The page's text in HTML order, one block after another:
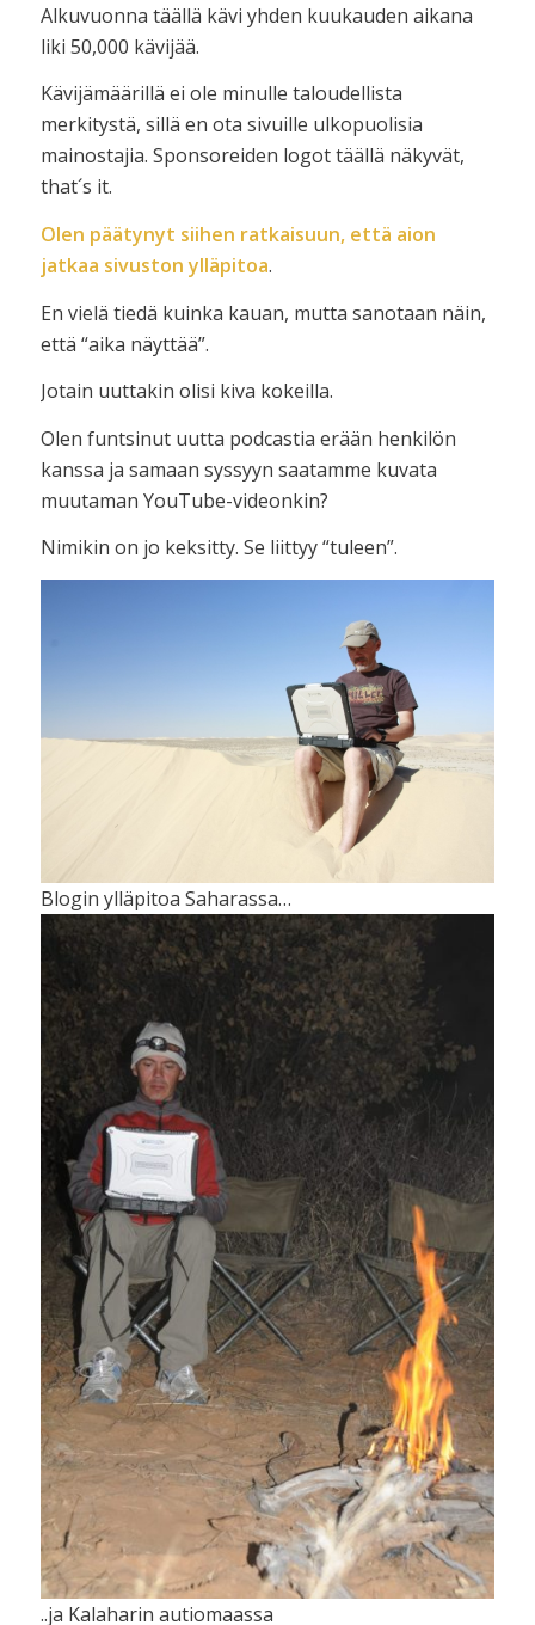
Alkuvuonna täällä kävi yhden kuukauden aikana
liki 50,000 kävijää.
Kävijämäärillä ei ole minulle taloudellista
merkitystä, sillä en ota sivuille ulkopuolisia
mainostajia. Sponsoreiden logot täällä näkyvät,
that´s it.
Olen päätynyt siihen ratkaisuun, että aion
jatkaa sivuston ylläpitoa.
En vielä tiedä kuinka kauan, mutta sanotaan näin,
että “aika näyttää”.
Jotain uuttakin olisi kiva kokeilla.
Olen funtsinut uutta podcastia erään henkilön
kanssa ja samaan syssyyn saatamme kuvata
muutaman YouTube-videonkin?
Nimikin on jo keksitty. Se liittyy “tuleen”.
Blogin ylläpitoa Saharassa…
..ja Kalaharin autiomaassa